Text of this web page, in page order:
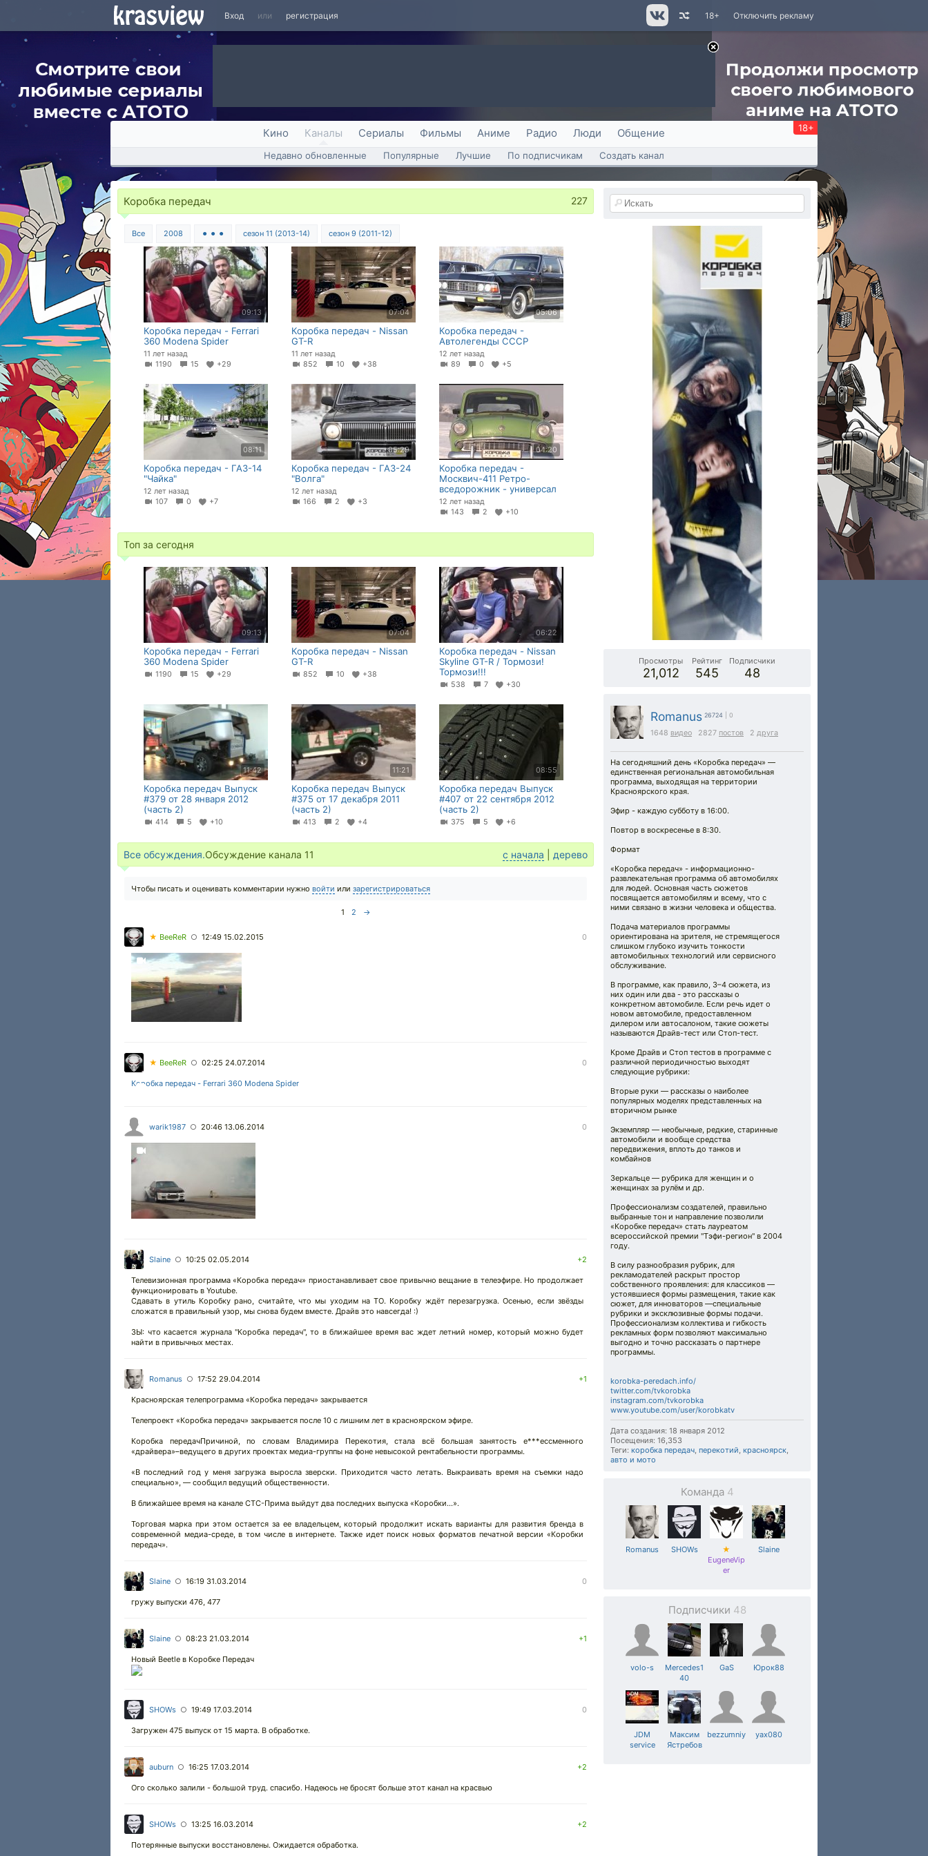
Вход или регистрация Отключить рекламу
18+
Кино Каналы Сериалы Фильмы Аниме Радио Люди Общение 18+
Недавно обновленные Популярные Лучшие По подписчикам Создать канал
Коробка передач 227
Все 2008 ⚫ ⚫ ⚫ сезон 11 (2013-14) сезон 9 (2011-12)
09:13
Коробка передач - Ferrari
360 Modena Spider
11 лет назад
1190
15 +29
07:04
Коробка передач - Nissan
GT-R
11 лет назад
852
10 +38
05:06
Коробка передач -
Автолегенды СССР
12 лет назад
89
0 +5
08:11
Коробка передач - ГАЗ-14
"Чайка"
12 лет назад
107
0 +7
05:29
Коробка передач - ГАЗ-24
"Волга"
12 лет назад
166
2 +3
04:20
Коробка передач -
Москвич-411 Ретро-
вседорожник - универсал
12 лет назад
143
2 +10
Топ за сегодня
09:13
Коробка передач - Ferrari
360 Modena Spider
1190 15 +29
07:04
Коробка передач - Nissan
GT-R
852 10 +38
06:22
Коробка передач - Nissan
Skyline GT-R / Тормози!
Тормози!!!
538 7 +30
11:42
Коробка передач Выпуск
#379 от 28 января 2012
(часть 2)
414 5 +10
11:21
Коробка передач Выпуск
#375 от 17 декабря 2011
(часть 2)
413 2 +4
08:55
Коробка передач Выпуск
#407 от 22 сентября 2012
(часть 2)
375 5 +6
Все обсуждения.Обсуждение канала 11 с начала дерево
Чтобы писать и оценивать комментарии нужно войти или зарегистрироваться
1 2 →
★ BeeReR ○ 12:49 15.02.2015 0
★ BeeReR ○ 02:25 24.07.2014 0
Коробка передач - Ferrari 360 Modena Spider
warik1987 ○ 20:46 13.06.2014 0
Slaine ○ 10:25 02.05.2014 +2
Телевизионная программа «Коробка передач» приостанавливает свое привычно вещание в телеэфире. Но продолжает
функционировать в Youtube.
Сдавать в утиль Коробку рано, считайте, что мы уходим на ТО. Коробку ждёт перезагрузка. Осенью, если звёзды
сложатся в правильный узор, мы снова будем вместе. Драйв это навсегда! :)
ЗЫ: что касается журнала "Коробка передач", то в ближайшее время вас ждет летний номер, который можно будет
найти в привычных местах.
Romanus ○ 17:52 29.04.2014 +1
Красноярская телепрограмма «Коробка передач» закрывается
Телепроект «Коробка передач» закрывается после 10 с лишним лет в красноярском эфире.
Коробка передачПричиной, по словам Владимира Перекотия, стала всё большая занятость е***ессменного
«драйвера»–­ведущего в других проектах медиа-группы на фоне невысокой рентабельности программы.
«В последний год у меня загрузка выросла зверски. Приходится часто летать. Выкраивать время на съемки надо
специально», — сообщил ведущий общественности.
В ближайшее время на канале СТС-Прима выйдут два последних выпуска «Коробки…».
Торговая марка при этом остается за ее владельцем, который продолжит искать варианты для развития бренда в
современной медиа-среде, в том числе в интернете. Также идет поиск новых форматов печатной версии «Коробки
передач».
Slaine ○ 16:19 31.03.2014 0
гружу выпуски 476, 477
Slaine ○ 08:23 21.03.2014 +1
Новый Beetle в Коробке Передач
SHOWs ○ 19:49 17.03.2014 0
Загружен 475 выпуск от 15 марта. В обработке.
auburn ○ 16:25 17.03.2014 +2
Ого сколько залили - большой труд. спасибо. Надеюсь не бросят больше этот канал на красвью
SHOWs ○ 13:25 16.03.2014 +2
Потерянные выпуски восстановлены. Ожидается обработка.
Просмотры
21,012
Рейтинг
545
Подписчики
48
Romanus 26724 | 0
1648 видео 2827 постов 2 друга
На сегодняшний день «Коробка передач» —
единственная региональная автомобильная
программа, выходящая на территории
Красноярского края.
Эфир - каждую субботу в 16:00.
Повтор в воскресенье в 8:30.
Формат
«Коробка передач» - информационно-
развлекательная программа об автомобилях
для людей. Основная часть сюжетов
посвящается автомобилям и всему, что с
ними связано в жизни человека и общества.
Подача материалов программы
ориентирована на зрителя, не стремящегося
слишком глубоко изучить тонкости
автомобильных технологий или сервисного
обслуживание.
В программе, как правило, 3–4 сюжета, из
них один или два - это рассказы о
конкретном автомобиле. Если речь идет о
новом автомобиле, предоставленном
дилером или автосалоном, такие сюжеты
называются Драйв-тест или Стоп-тест.
Кроме Драйв и Стоп тестов в программе с
различной периодичностью выходят
следующие рубрики:
Вторые руки — рассказы о наиболее
популярных моделях представленных на
вторичном рынке
Экземпляр — необычные, редкие, старинные
автомобили и вообще средства
передвижения, вплоть до танков и
комбайнов
Зеркальце — рубрика для женщин и о
женщинах за рулём и др.
Профессионализм создателей, правильно
выбранные тон и направление позволили
«Коробке передач» стать лауреатом
всероссийской премии "Тэфи-регион" в 2004
году.
В силу разнообразия рубрик, для
рекламодателей раскрыт простор
собственного проявления: для классиков —
устоявшиеся формы размещения, такие как
сюжет, для инноваторов —специальные
рубрики и эксклюзивные формы подачи.
Профессионализм коллектива и гибкость
рекламных форм позволяют максимально
выгодно и точно рассказать о партнере
программы.
korobka-peredach.info/
twitter.com/tvkorobka
instagram.com/tvkorobka
www.youtube.com/user/korobkatv
Дата создания: 18 января 2012
Посещения: 16,353
Теги: коробка передач, перекотий, красноярск,
авто и мото
Команда 4
Romanus SHOWs
★
EugeneVip
er
Slaine
Подписчики 48
volo-s
Mercedes1
40
GaS Юрок88
JDM
service
Максим
Ястребов
bezzumniy yax080